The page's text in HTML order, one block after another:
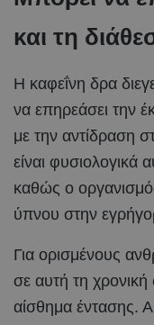
και τη
Η καφεΐνη δρα
να επηρεάσει την
με την αντίδραση
είναι φυσιολογικά
καθώς ο
ύπνου στην
Για ορισμένους
σε αυτή τη χρονική
αίσθημα έντασης.